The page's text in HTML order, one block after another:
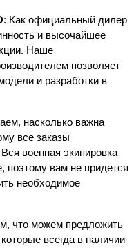
: Как официальный дилер
и высочайшее
Наше
позволяет
и разработки в
насколько важна
все заказы
военная экипировка
поэтому вам не придется
необходимое
что можем предложить
всегда в наличии